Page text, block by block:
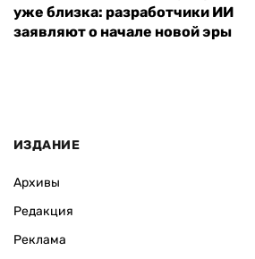
уже близка: разработчики ИИ
заявляют о начале новой эры
ИЗДАНИЕ
Архивы
Редакция
Реклама